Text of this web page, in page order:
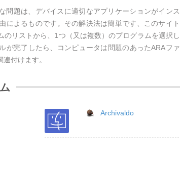
問題は、デバイスに適切なアプリケーションがインス
によるものです。その解決法は簡単です、このサイト
リストから、1つ（又は複数）のプログラムを選択し
が完了したら、コンピュータは問題のあったARAファ
付けます。
Archivaldo